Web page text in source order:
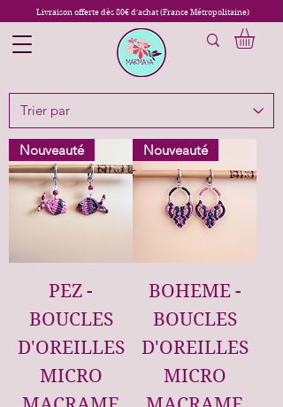
Livraison offerte dès 80€ d'achat (France Métropolitaine)
Nouveauté
PEZ -
BOUCLES
D'OREILLES
MICRO
Nouveauté
BOHEME -
BOUCLES
D'OREILLES
MICRO